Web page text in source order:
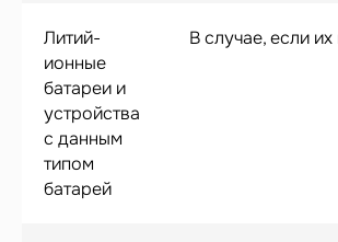
Литий-
ионные
батареи и
устройства
с данным
типом
батарей
В случае, если
Из какого материала выбрать